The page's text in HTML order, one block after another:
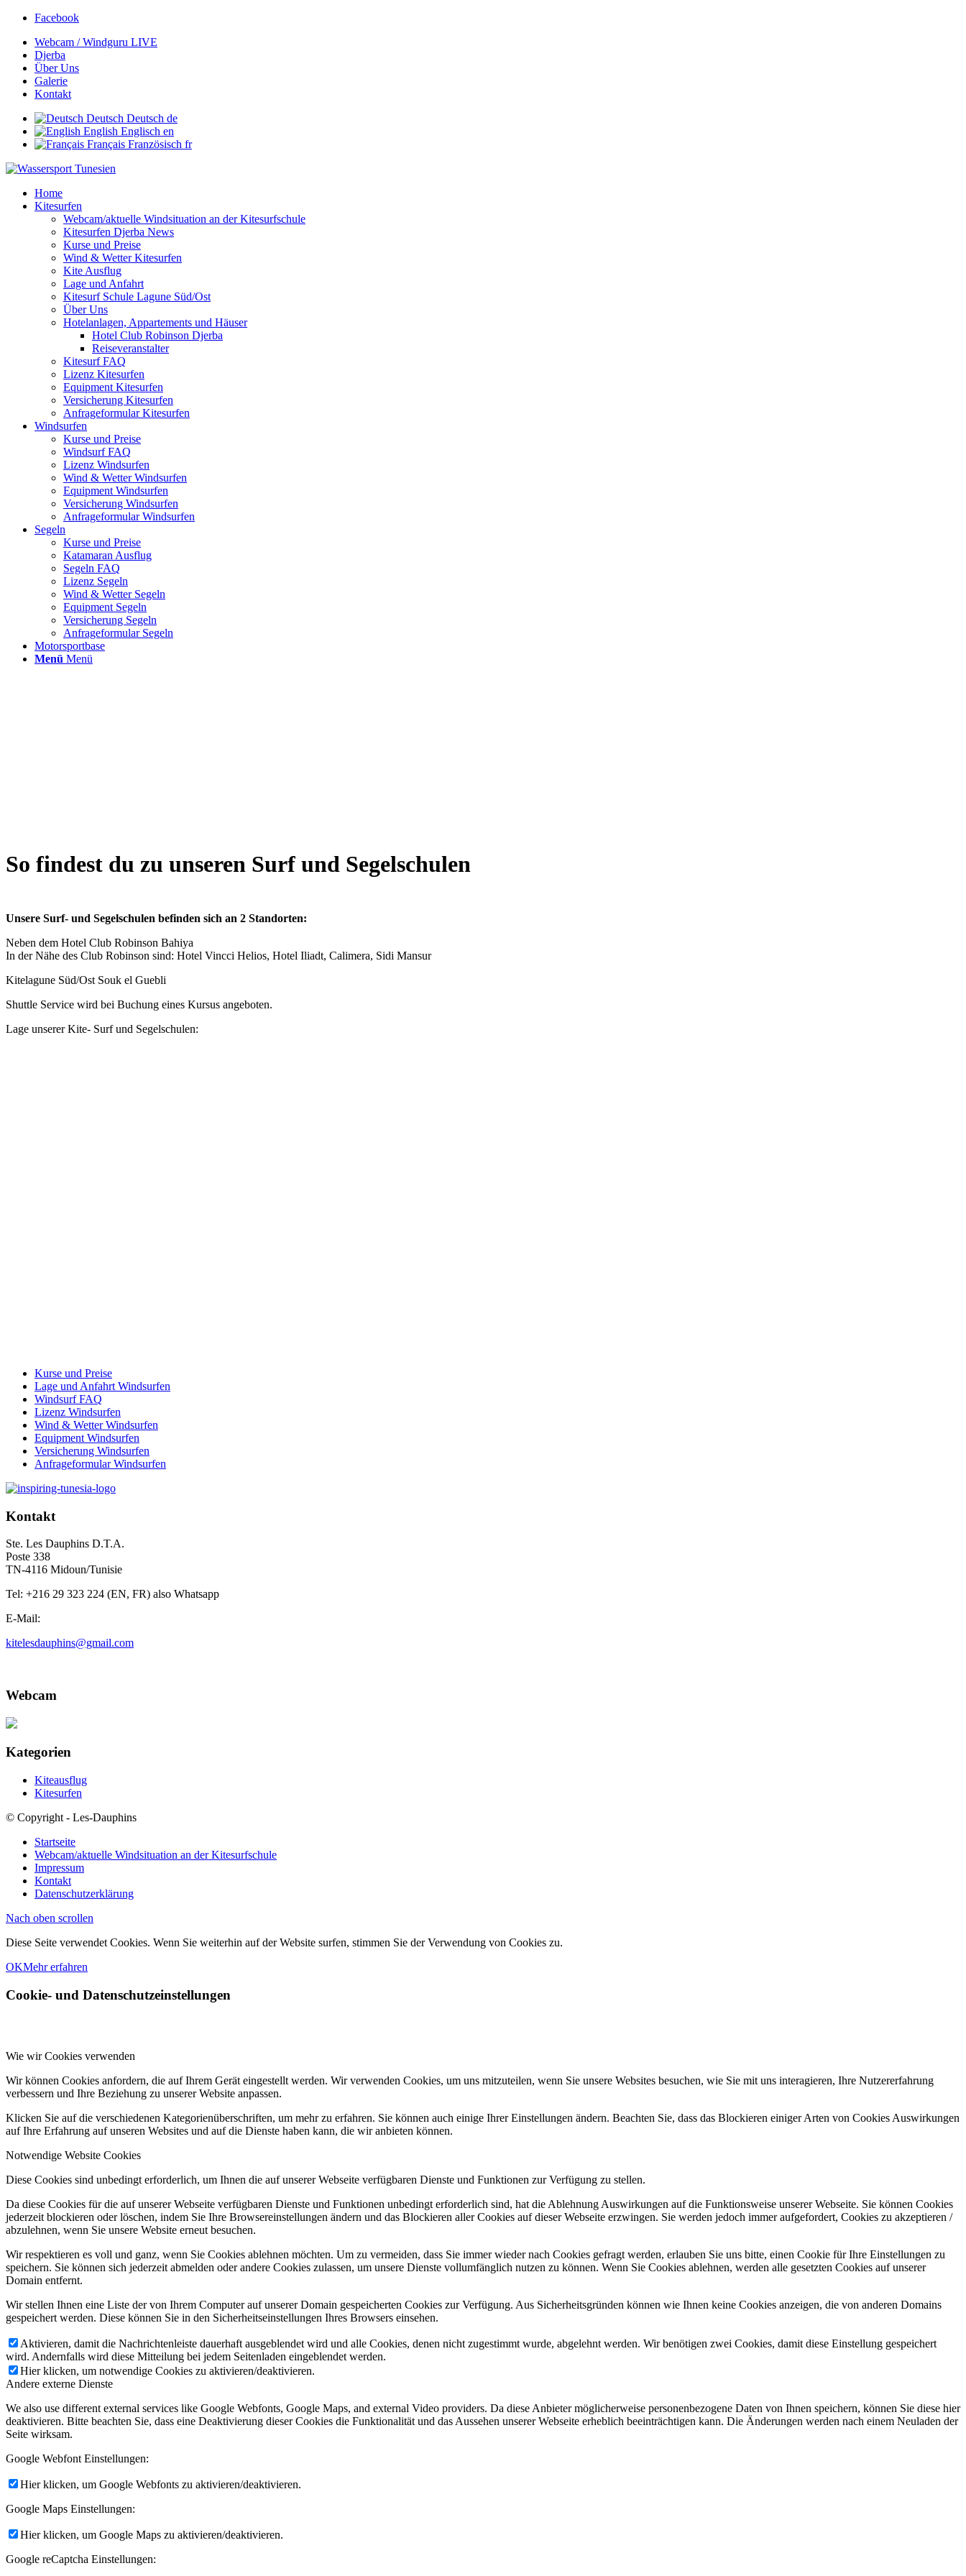
Facebook
Webcam / Windguru LIVE
Djerba
Über Uns
Galerie
Kontakt
Deutsch Deutsch de
English Englisch en
Français Französisch fr
Home
Kitesurfen
Webcam/aktuelle Windsituation an der Kitesurfschule
Kitesurfen Djerba News
Kurse und Preise
Wind & Wetter Kitesurfen
Kite Ausflug
Lage und Anfahrt
Kitesurf Schule Lagune Süd/Ost
Über Uns
Hotelanlagen, Appartements und Häuser
Hotel Club Robinson Djerba
Reiseveranstalter
Kitesurf FAQ
Lizenz Kitesurfen
Equipment Kitesurfen
Versicherung Kitesurfen
Anfrageformular Kitesurfen
Windsurfen
Kurse und Preise
Windsurf FAQ
Lizenz Windsurfen
Wind & Wetter Windsurfen
Equipment Windsurfen
Versicherung Windsurfen
Anfrageformular Windsurfen
Segeln
Kurse und Preise
Katamaran Ausflug
Segeln FAQ
Lizenz Segeln
Wind & Wetter Segeln
Equipment Segeln
Versicherung Segeln
Anfrageformular Segeln
Motorsportbase
Menü Menü
So findest du zu unseren Surf und Segelschulen
Unsere Surf- und Segelschulen befinden sich an 2 Standorten:
Neben dem Hotel Club Robinson Bahiya
In der Nähe des Club Robinson sind: Hotel Vincci Helios, Hotel Iliadt, Calimera, Sidi Mansur
Kitelagune Süd/Ost Souk el Guebli
Shuttle Service wird bei Buchung eines Kursus angeboten.
Lage unserer Kite- Surf und Segelschulen:
Kurse und Preise
Lage und Anfahrt Windsurfen
Windsurf FAQ
Lizenz Windsurfen
Wind & Wetter Windsurfen
Equipment Windsurfen
Versicherung Windsurfen
Anfrageformular Windsurfen
Kontakt
Ste. Les Dauphins D.T.A.
Poste 338
TN-4116 Midoun/Tunisie
Tel: +216 29 323 224 (EN, FR) also Whatsapp
E-Mail:
kitelesdauphins@gmail.com
Webcam
Kategorien
Kiteausflug
Kitesurfen
© Copyright - Les-Dauphins
Startseite
Webcam/aktuelle Windsituation an der Kitesurfschule
Impressum
Kontakt
Datenschutzerklärung
Nach oben scrollen
Diese Seite verwendet Cookies. Wenn Sie weiterhin auf der Website surfen, stimmen Sie der Verwendung von Cookies zu.
OKMehr erfahren
Cookie- und Datenschutzeinstellungen
Wie wir Cookies verwenden
Wir können Cookies anfordern, die auf Ihrem Gerät eingestellt werden. Wir verwenden Cookies, um uns mitzuteilen, wenn Sie unsere Websites besuchen, wie Sie mit uns interagieren, Ihre Nutzererfahrung
verbessern und Ihre Beziehung zu unserer Website anpassen.
Klicken Sie auf die verschiedenen Kategorienüberschriften, um mehr zu erfahren. Sie können auch einige Ihrer Einstellungen ändern. Beachten Sie, dass das Blockieren einiger Arten von Cookies Auswirkungen
auf Ihre Erfahrung auf unseren Websites und auf die Dienste haben kann, die wir anbieten können.
Notwendige Website Cookies
Diese Cookies sind unbedingt erforderlich, um Ihnen die auf unserer Webseite verfügbaren Dienste und Funktionen zur Verfügung zu stellen.
Da diese Cookies für die auf unserer Webseite verfügbaren Dienste und Funktionen unbedingt erforderlich sind, hat die Ablehnung Auswirkungen auf die Funktionsweise unserer Webseite. Sie können Cookies
jederzeit blockieren oder löschen, indem Sie Ihre Browsereinstellungen ändern und das Blockieren aller Cookies auf dieser Webseite erzwingen. Sie werden jedoch immer aufgefordert, Cookies zu akzeptieren /
abzulehnen, wenn Sie unsere Website erneut besuchen.
Wir respektieren es voll und ganz, wenn Sie Cookies ablehnen möchten. Um zu vermeiden, dass Sie immer wieder nach Cookies gefragt werden, erlauben Sie uns bitte, einen Cookie für Ihre Einstellungen zu
speichern. Sie können sich jederzeit abmelden oder andere Cookies zulassen, um unsere Dienste vollumfänglich nutzen zu können. Wenn Sie Cookies ablehnen, werden alle gesetzten Cookies auf unserer
Domain entfernt.
Wir stellen Ihnen eine Liste der von Ihrem Computer auf unserer Domain gespeicherten Cookies zur Verfügung. Aus Sicherheitsgründen können wie Ihnen keine Cookies anzeigen, die von anderen Domains
gespeichert werden. Diese können Sie in den Sicherheitseinstellungen Ihres Browsers einsehen.
Aktivieren, damit die Nachrichtenleiste dauerhaft ausgeblendet wird und alle Cookies, denen nicht zugestimmt wurde, abgelehnt werden. Wir benötigen zwei Cookies, damit diese Einstellung gespeichert
wird. Andernfalls wird diese Mitteilung bei jedem Seitenladen eingeblendet werden.
Hier klicken, um notwendige Cookies zu aktivieren/deaktivieren.
Andere externe Dienste
We also use different external services like Google Webfonts, Google Maps, and external Video providers. Da diese Anbieter möglicherweise personenbezogene Daten von Ihnen speichern, können Sie diese hier
deaktivieren. Bitte beachten Sie, dass eine Deaktivierung dieser Cookies die Funktionalität und das Aussehen unserer Webseite erheblich beeinträchtigen kann. Die Änderungen werden nach einem Neuladen der
Seite wirksam.
Google Webfont Einstellungen:
Hier klicken, um Google Webfonts zu aktivieren/deaktivieren.
Google Maps Einstellungen:
Hier klicken, um Google Maps zu aktivieren/deaktivieren.
Google reCaptcha Einstellungen: